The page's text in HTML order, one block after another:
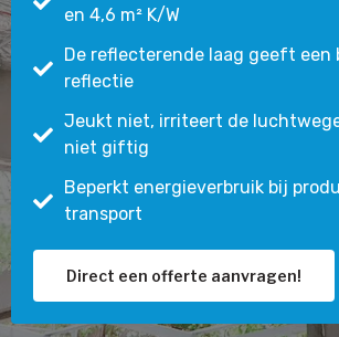
en 4,6 m² K/W
De reflecterende laag geeft een
reflectie
Jeukt niet, irriteert de
niet giftig
Beperkt energieverbruik bij
transport
Direct een offerte aanvragen!